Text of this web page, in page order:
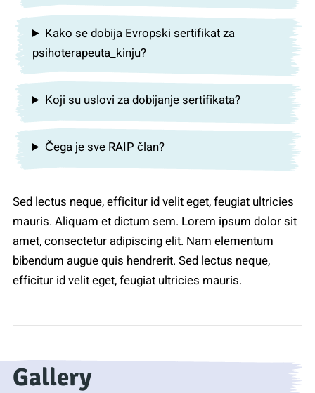
Kako se dobija Evropski sertifikat za
psihoterapeuta_kinju?
Koji su uslovi za dobijanje sertifikata?
Čega je sve RAIP član?
Sed lectus neque, efficitur id velit eget, feugiat ultricies
mauris. Aliquam et dictum sem. Lorem ipsum dolor sit
amet, consectetur adipiscing elit. Nam elementum
bibendum augue quis hendrerit. Sed lectus neque,
efficitur id velit eget, feugiat ultricies mauris.
Gallery